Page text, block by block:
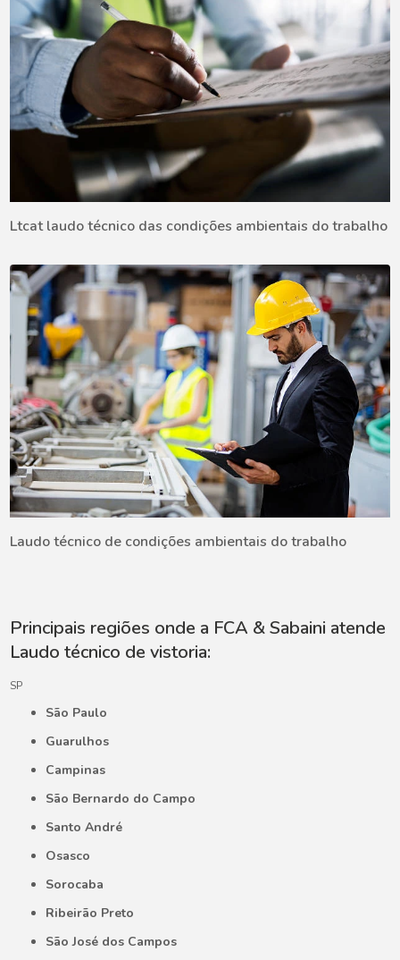
Ltcat laudo técnico das condições ambientais do trabalho
Laudo técnico de condições ambientais do trabalho
Principais regiões onde a FCA & Sabaini atende
Laudo técnico de vistoria:
SP
São Paulo
Guarulhos
Campinas
São Bernardo do Campo
Santo André
Osasco
Sorocaba
Ribeirão Preto
São José dos Campos